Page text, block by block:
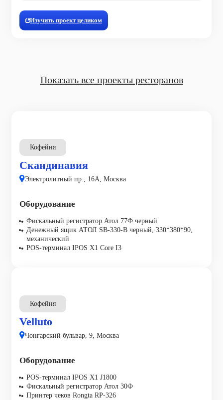
Изучить проект целиком
Показать все проекты ресторанов
Кофейня
Скандинавия
Электролитный пр., 16А, Москва
Оборудование
Фискальный регистратор Атол 77Ф черный
Денежный ящик АТОЛ SB-330-B черный, 330*380*90,
механический
POS-терминал IPOS X1 Core I3
Кофейня
Velluto
Чонгарский бульвар, 9, Москва
Оборудование
POS-терминал IPOS X1 J1800
Фискальный регистратор Атол 30Ф
Принтер чеков Rongta RP-326